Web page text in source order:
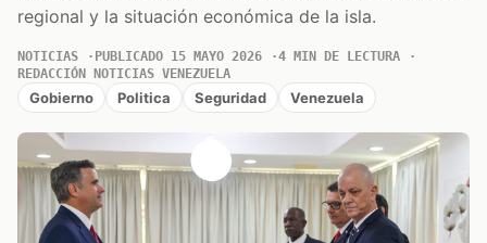
regional y la situación económica de la isla.
NOTICIAS PUBLICADO 15 MAYO 2026
4 MIN DE LECTURA
REDACCIÓN NOTICIAS VENEZUELA
Gobierno Politica Seguridad Venezuela